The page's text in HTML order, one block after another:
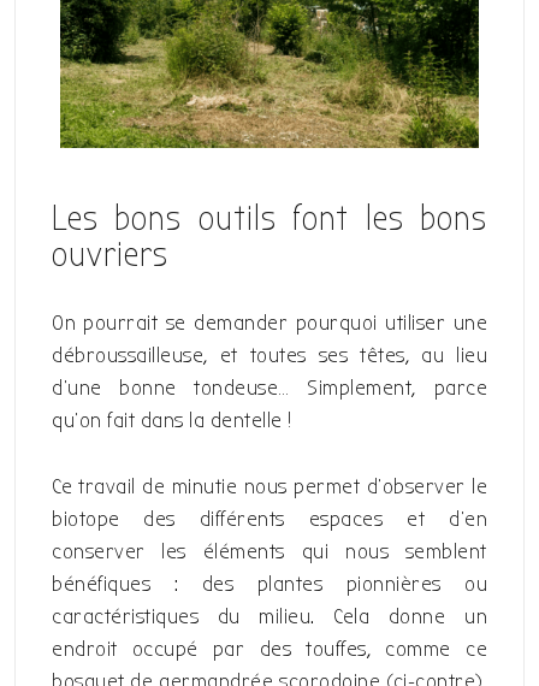
Les bons outils font les bons
ouvriers
On pourrait se demander pourquoi utiliser une
débroussailleuse, et toutes ses têtes, au lieu
d’une bonne tondeuse… Simplement, parce
qu’on fait dans la dentelle !
Ce travail de minutie nous permet d’observer le
biotope des différents espaces et d’en
conserver les éléments qui nous semblent
bénéfiques : des plantes pionnières ou
caractéristiques du milieu. Cela donne un
endroit occupé par des touffes, comme ce